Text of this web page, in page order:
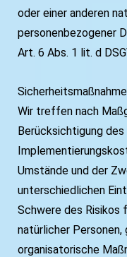
oder einer anderen
personenbezogener
Art. 6 Abs. 1 lit. d
Wir treffen nach
Berücksichtigung
Umstände und der
unterschiedlichen
Schwere des Risikos
natürlicher
organisatorische